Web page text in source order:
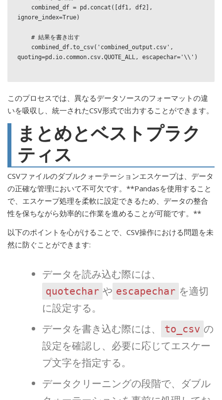
ignore_index=True)
quoting=pd.io.common.csv.QUOTE_ALL, escapechar='\\')
このプロセスでは、異なるデータソースのフォーマットの違
いを吸収し、統一されたCSV形式で出力することができます。
まとめとベストプラク
ティス
CSVファイルのダブルクォーテーションエスケープは、データ
の正確な管理において不可欠です。**Pandasを使用すること
で、エスケープ処理を柔軟に設定できるため、データの整合
性を保ちながら効率的に作業を進めることが可能です。**
以下のポイントを心がけることで、CSV操作における問題を未
然に防ぐことができます:
データを読み込む際には、
quotechar や escapechar を適切
に設定する。
データを書き込む際には、
to_csv の
設定を確認し、必要に応じてエスケー
プ文字を指定する。
データクリーニングの段階で、ダブル